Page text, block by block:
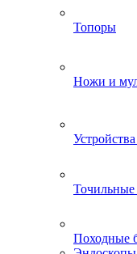
Топоры
Ножи и
Точильные
Походные